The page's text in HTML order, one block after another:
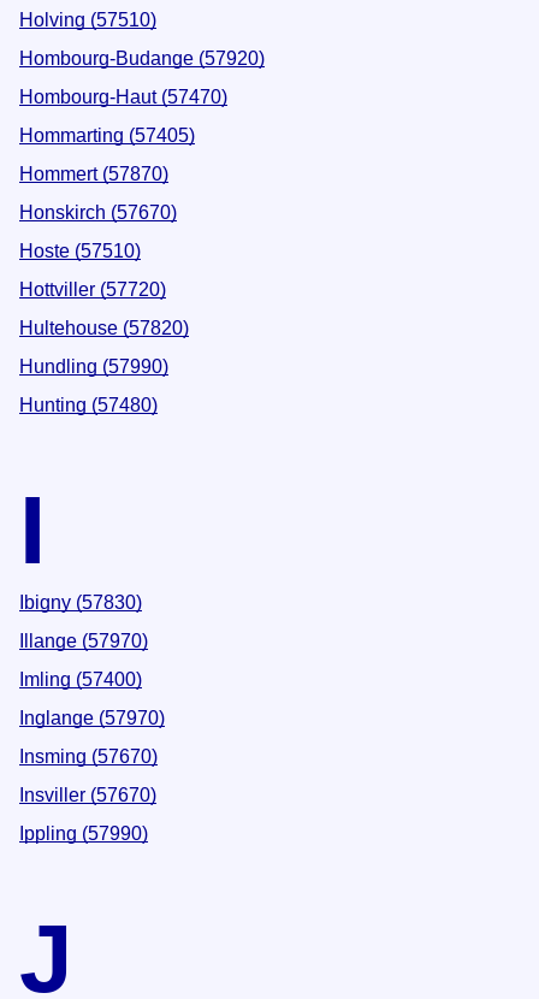
Holving (57510)
Hombourg-Budange (57920)
Hombourg-Haut (57470)
Hommarting (57405)
Hommert (57870)
Honskirch (57670)
Hoste (57510)
Hottviller (57720)
Hultehouse (57820)
Hundling (57990)
Hunting (57480)
I
Ibigny (57830)
Illange (57970)
Imling (57400)
Inglange (57970)
Insming (57670)
Insviller (57670)
Ippling (57990)
J